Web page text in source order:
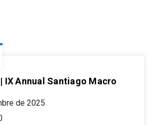
IX Annual Santiago Macro
de 2025